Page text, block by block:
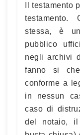
Il testamento
testamento.
stessa, è
pubblico
negli archivi
fanno si
conforme a
in nessun
caso di
del notaio, il